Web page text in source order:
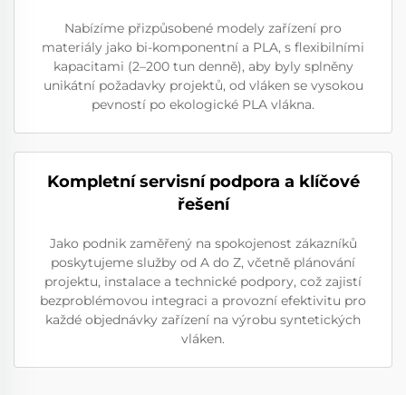
Nabízíme přizpůsobené modely zařízení pro
materiály jako bi-komponentní a PLA, s flexibilními
kapacitami (2–200 tun denně), aby byly splněny
unikátní požadavky projektů, od vláken se vysokou
pevností po ekologické PLA vlákna.
Kompletní servisní podpora a klíčové
řešení
Jako podnik zaměřený na spokojenost zákazníků
poskytujeme služby od A do Z, včetně plánování
projektu, instalace a technické podpory, což zajistí
bezproblémovou integraci a provozní efektivitu pro
každé objednávky zařízení na výrobu syntetických
vláken.